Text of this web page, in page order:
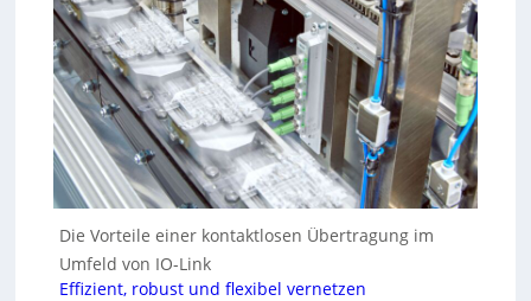
Die Vorteile einer kontaktlosen Übertragung im
Umfeld von IO-Link
Effizient, robust und flexibel vernetzen